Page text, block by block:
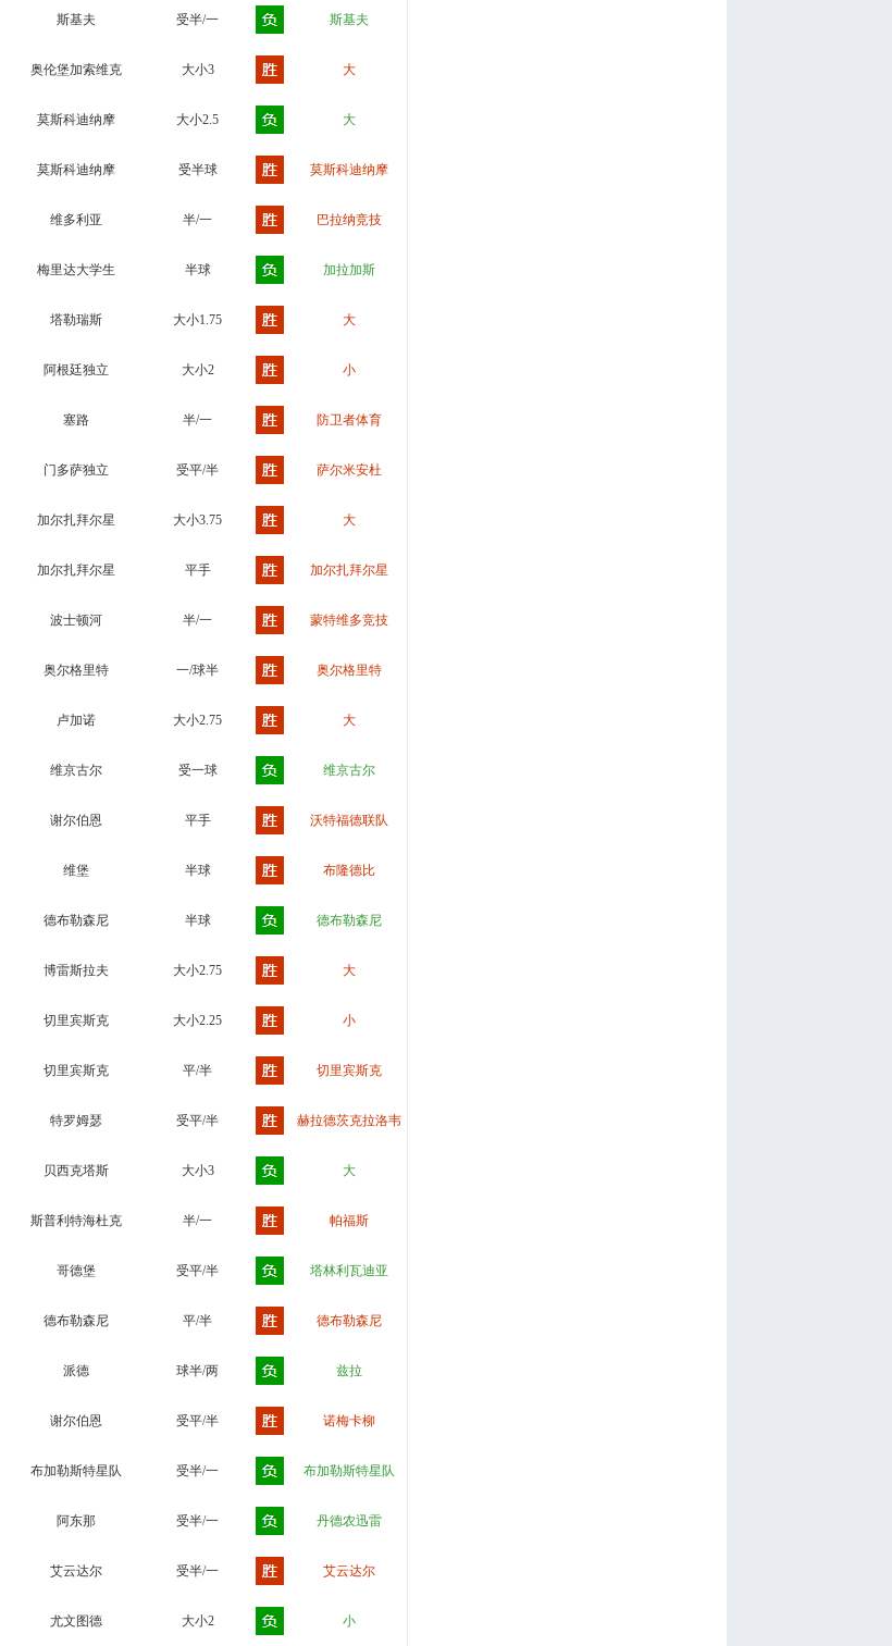
斯基夫 受半/一 斯基夫
奥伦堡加索维克 大小3 大
莫斯科迪纳摩 大小2.5 大
莫斯科迪纳摩 受半球 莫斯科迪纳摩
维多利亚 半/一 巴拉纳竞技
梅里达大学生 半球 加拉加斯
塔勒瑞斯 大小1.75 大
阿根廷独立 大小2 小
塞路 半/一 防卫者体育
门多萨独立 受平/半 萨尔米安杜
加尔扎拜尔星 大小3.75 大
加尔扎拜尔星 平手 加尔扎拜尔星
波士顿河 半/一 蒙特维多竞技
奥尔格里特 一/球半 奥尔格里特
卢加诺 大小2.75 大
维京古尔 受一球 维京古尔
谢尔伯恩 平手 沃特福德联队
维堡 半球 布隆德比
德布勒森尼 半球 德布勒森尼
博雷斯拉夫 大小2.75 大
切里宾斯克 大小2.25 小
切里宾斯克 平/半 切里宾斯克
特罗姆瑟 受平/半 赫拉德茨克拉洛韦
贝西克塔斯 大小3 大
斯普利特海杜克 半/一 帕福斯
哥德堡 受平/半 塔林利瓦迪亚
德布勒森尼 平/半 德布勒森尼
派德 球半/两 兹拉
谢尔伯恩 受平/半 诺梅卡柳
布加勒斯特星队 受半/一 布加勒斯特星队
阿东那 受半/一 丹德农迅雷
艾云达尔 受半/一 艾云达尔
尤文图德 大小2 小